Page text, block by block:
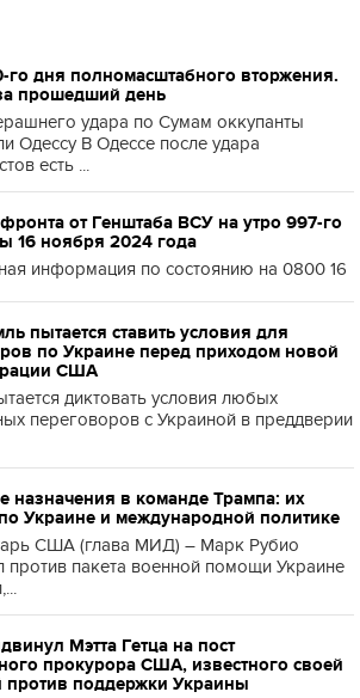
го дня полномасштабного вторжения.
прошедший день
удара по Сумам оккупанты
Одессу В Одессе после удара
есть ...
от Генштаба ВСУ на утро 997-го
16 ноября 2024 года
информация по состоянию на 0800 16
пытается ставить условия для
по Украине перед приходом новой
США
диктовать условия любых
переговоров с Украиной в преддверии
назначения в команде Трампа: их
Украине и международной политике
США (глава МИД) – Марк Рубио
против пакета военной помощи Украине
Мэтта Гетца на пост
прокурора США, известного своей
против поддержки Украины